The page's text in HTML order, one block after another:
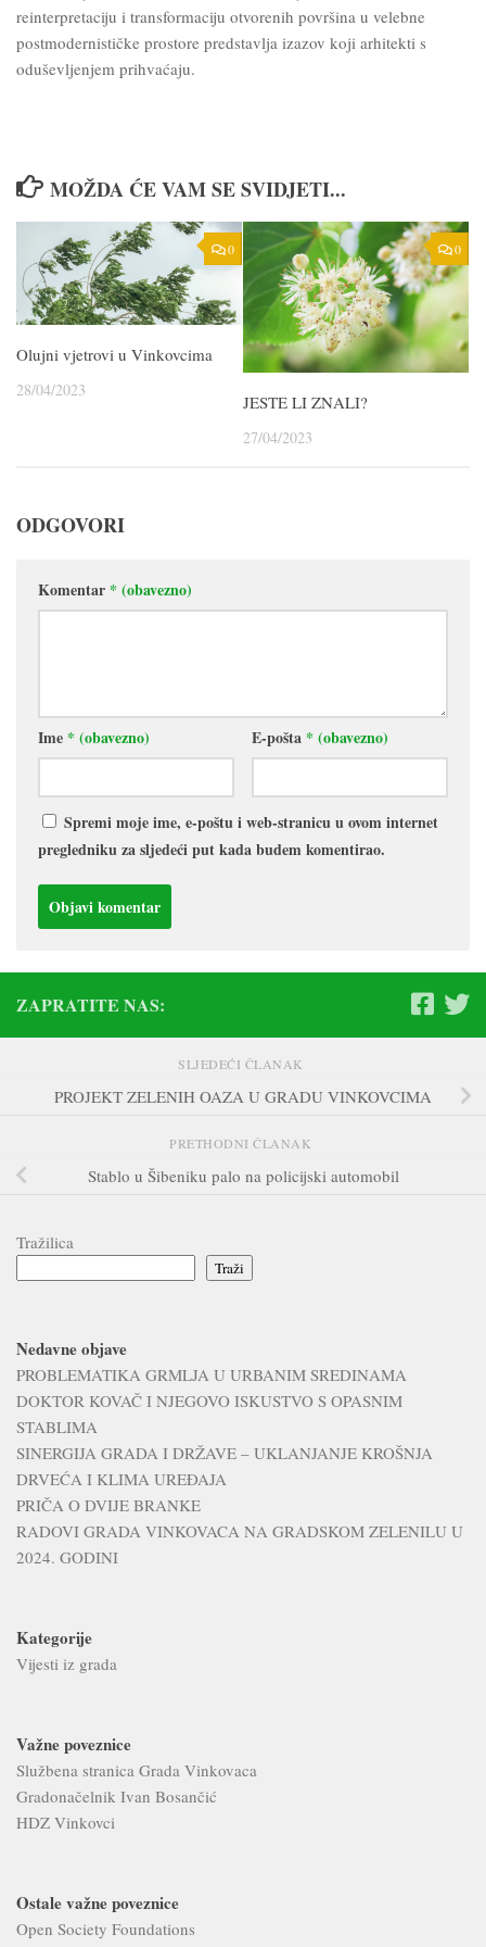
reinterpretaciju i transformaciju otvorenih površina u velebne
postmodernističke prostore predstavlja izazov koji arhitekti s
oduševljenjem prihvaćaju.
MOŽDA ĆE VAM SE SVIDJETI...
0
Olujni vjetrovi u Vinkovcima
28/04/2023
0
JESTE LI ZNALI?
27/04/2023
ODGOVORI
Komentar * (obavezno)
Ime * (obavezno) E-pošta * (obavezno)
Spremi moje ime, e-poštu i web-stranicu u ovom internet
pregledniku za sljedeći put kada budem komentirao.
ZAPRATITE NAS:
SLJEDEĆI ČLANAK
PROJEKT ZELENIH OAZA U GRADU VINKOVCIMA
PRETHODNI ČLANAK
Stablo u Šibeniku palo na policijski automobil
Tražilica
Traži
Nedavne objave
PROBLEMATIKA GRMLJA U URBANIM SREDINAMA
DOKTOR KOVAČ I NJEGOVO ISKUSTVO S OPASNIM
STABLIMA
SINERGIJA GRADA I DRŽAVE – UKLANJANJE KROŠNJA
DRVEĆA I KLIMA UREĐAJA
PRIČA O DVIJE BRANKE
RADOVI GRADA VINKOVACA NA GRADSKOM ZELENILU U
2024. GODINI
Kategorije
Vijesti iz grada
Važne poveznice
Službena stranica Grada Vinkovaca
Gradonačelnik Ivan Bosančić
HDZ Vinkovci
Ostale važne poveznice
Open Society Foundations